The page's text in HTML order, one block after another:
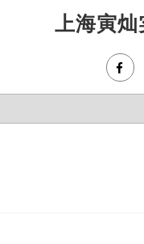
上海寅灿
Close